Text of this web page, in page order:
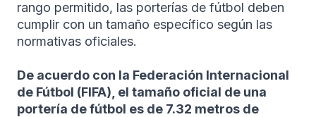
rango permitido, las porterías de fútbol deben
cumplir con un tamaño específico según las
normativas oficiales.
De acuerdo con la Federación Internacional
de Fútbol (FIFA), el tamaño oficial de una
portería de fútbol es de 7.32 metros de